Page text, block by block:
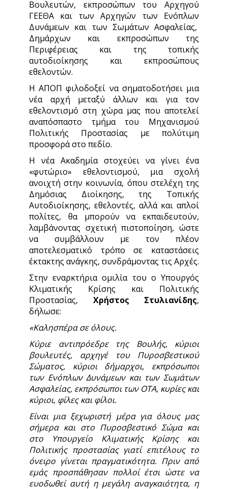
Βουλευτών, εκπροσώπων του Αρχηγού
ΓΕΕΘΑ και των Αρχηγών των Ενόπλων
Δυνάμεων και των Σωμάτων Ασφαλείας,
Δημάρχων και εκπροσώπων της
Περιφέρειας και της τοπικής
αυτοδιοίκησης και εκπροσώπους
εθελοντών.
Η ΑΠΟΠ φιλοδοξεί να σηματοδοτήσει μια
νέα αρχή μεταξύ άλλων και για τον
εθελοντισμό στη χώρα μας που αποτελεί
αναπόσπαστο τμήμα του Μηχανισμού
Πολιτικής Προστασίας με πολύτιμη
προσφορά στο πεδίο.
Η νέα Ακαδημία στοχεύει να γίνει ένα
«φυτώριο» εθελοντισμού, μια σχολή
ανοιχτή στην κοινωνία, όπου στελέχη της
Δημόσιας Διοίκησης, της Τοπικής
Αυτοδιοίκησης, εθελοντές, αλλά και απλοί
πολίτες, θα μπορούν να εκπαιδευτούν,
λαμβάνοντας σχετική πιστοποίηση, ώστε
να συμβάλλουν με τον πλέον
αποτελεσματικό τρόπο σε καταστάσεις
έκτακτης ανάγκης, συνδράμοντας τις Αρχές.
Στην εναρκτήρια ομιλία του ο Υπουργός
Κλιματικής Κρίσης και Πολιτικής
Προστασίας, Χρήστος Στυλιανίδης,
δήλωσε:
«Καλησπέρα σε όλους.
Κύριε αντιπρόεδρε της Βουλής, κύριοι
βουλευτές, αρχηγέ του Πυροσβεστικού
Σώματος, κύριοι δήμαρχοι, εκπρόσωποι
των Ενόπλων Δυνάμεων και των Σωμάτων
Ασφαλείας, εκπρόσωποι των ΟΤΑ, κυρίες και
κύριοι, φίλες και φίλοι.
Είναι μια ξεχωριστή μέρα για όλους μας
σήμερα και στο Πυροσβεστικό Σώμα και
στο Υπουργείο Κλιματικής Κρίσης και
Πολιτικής προστασίας γιατί επιτέλους το
όνειρο γίνεται πραγματικότητα. Πριν από
εμάς προσπάθησαν πολλοί έτσι ώστε να
ευοδωθεί αυτή η μεγάλη αναγκαιότητα, η